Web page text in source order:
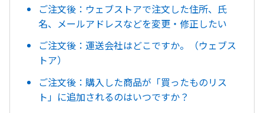
ご注文後：ウェブストアで注文した住所、氏
名、メールアドレスなどを変更・修正したい
ご注文後：運送会社はどこですか。（ウェブス
トア）
ご注文後：購入した商品が「買ったものリス
ト」に追加されるのはいつですか？